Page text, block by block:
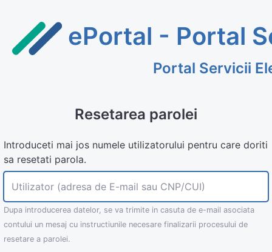
ePortal - Portal
Portal Servicii
Resetarea parolei
Introduceti mai jos numele utilizatorului pentru care doriti
sa resetati parola.
Utilizator (adresa de E-mail sau CNP/CUI)
Dupa introducerea datelor, se va trimite in casuta de e-mail asociata
contului un mesaj cu instructiunile necesare finalizarii procesului de
resetare a parolei.